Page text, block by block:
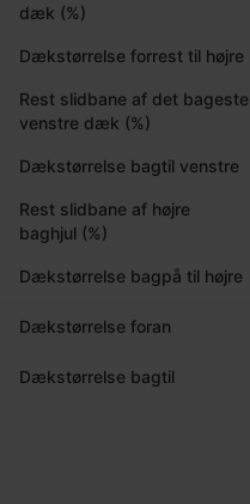
dæk (%)
Dækstørrelse forrest til højre
Rest slidbane af det bageste
venstre dæk (%)
Dækstørrelse bagtil venstre
Rest slidbane af højre
baghjul (%)
Dækstørrelse bagpå til højre
Dækstørrelse foran
Dækstørrelse bagtil